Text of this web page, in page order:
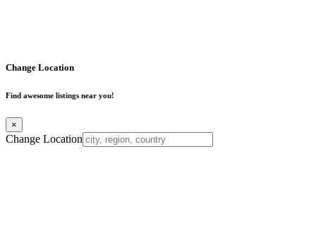
Change Location
Find awesome listings near you!
×
Change Location